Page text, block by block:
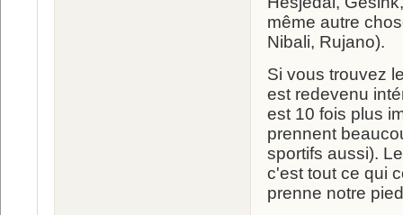
même autre
Nibali, Rujano).
Si vous trouvez
est redevenu
est 10 fois plus
prennent
sportifs aussi).
c'est tout ce qui
prenne notre